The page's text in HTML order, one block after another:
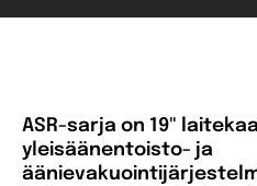
ASR-sarja on 19"
yleisäänentoisto- ja